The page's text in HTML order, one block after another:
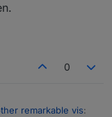
0
remarkable vis: